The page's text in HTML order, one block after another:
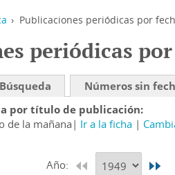
› Publicaciones periódicas por
periódicas
Búsqueda
Números sin
por título de publicación
de la mañana
Ir a la ficha
Año: